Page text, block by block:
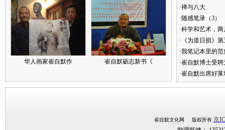
华人画家崔自默作 崔自默砺志新书《
·禅与八大
·随感笔录（3）
·科学和艺术，
·《为道日损》
·我笔记本里的
·崔自默博士受
·崔自默出席好
崔自默文化网 版权所有 京